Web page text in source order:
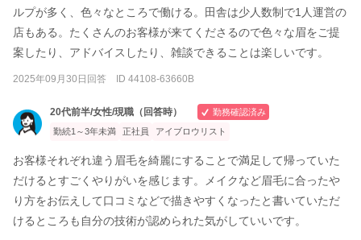
ルプが多く、色々なところで働ける。田舎は少人数制で1人運営の
店もある。たくさんのお客様が来てくださるので色々な眉をご提
案したり、アドバイスしたり、雑談できることは楽しいです。
2025年09月30日回答 ID 44108-63660B
20代前半/女性/現職（回答時）
勤務確認済み
勤続1～3年未満
正社員 アイブロウリスト
お客様それぞれ違う眉毛を綺麗にすることで満足して帰っていた
だけるとすごくやりがいを感じます。メイクなど眉毛に合ったや
り方をお伝えして口コミなどで描きやすくなったと書いていただ
けるところも自分の技術が認められた気がしていいです。